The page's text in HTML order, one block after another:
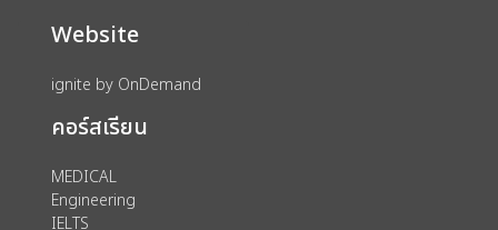
Website
ignite by OnDemand
คอร์สเรียน
MEDICAL
Engineering
IELTS